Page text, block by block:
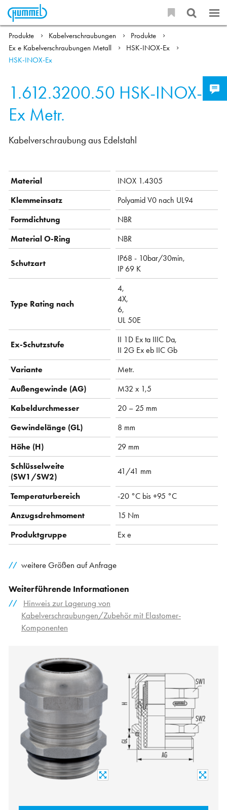
Produkte Kabelverschraubungen
Produkte
Ex e Kabelverschraubungen Metall
HSK-INOX-Ex
HSK-INOX-Ex
1.612.3200.50 HSK-INOX-
Ex Metr.
Kabelverschraubung aus Edelstahl
Material
INOX 1.4305
Klemmeinsatz
Polyamid V0 nach UL94
Formdichtung
NBR
Material O-Ring
NBR
Schutzart
IP68 - 10bar/30min,
IP 69 K
Type Rating nach
4,
4X,
6,
UL 50E
Ex-Schutzstufe
II 1D Ex ta IIIC Da,
II 2G Ex eb IIC Gb
Variante
Metr.
Außengewinde (AG)
M32 x 1,5
Kabeldurchmesser
20 – 25 mm
Gewindelänge (GL)
8 mm
Höhe (H)
29 mm
Schlüsselweite
(SW1/SW2)
41/41 mm
Temperaturbereich
-20 °C bis +95 °C
Anzugsdrehmoment
15 Nm
Produktgruppe
Ex e
weitere Größen auf Anfrage
Weiterführende Informationen
Hinweis zur Lagerung von
Kabelverschraubungen/Zubehör mit Elastomer-
Komponenten